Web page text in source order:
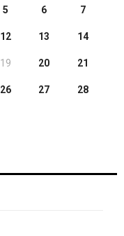
5 6 7
12 13 14
19 20 21
26 27 28